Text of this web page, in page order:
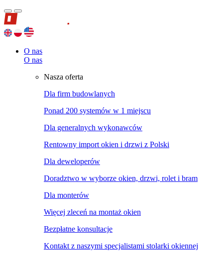
O nas
O nas
Nasza oferta
Dla firm budowlanych
Ponad 200 systemów w 1 miejscu
Dla generalnych wykonawców
Rentowny import okien i drzwi z Polski
Dla deweloperów
Doradztwo w wyborze okien, drzwi, rolet i bram
Dla monterów
Więcej zleceń na montaż okien
Bezpłatne konsultacje
Kontakt z naszymi specjalistami stolarki okiennej